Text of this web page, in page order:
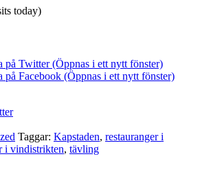
today)
på Twitter (Öppnas i ett nytt fönster)
Facebook (Öppnas i ett nytt fönster)
Taggar: Kapstaden, restauranger i
i vindistrikten, tävling